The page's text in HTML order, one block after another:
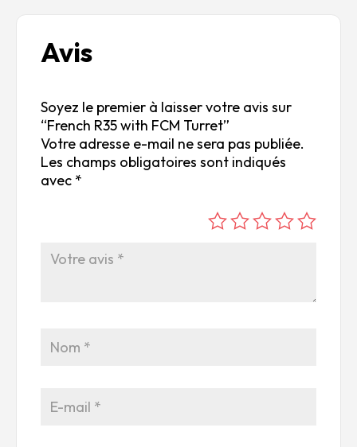
Avis
Soyez le premier à laisser votre avis sur
“French R35 with FCM Turret”
Votre adresse e-mail ne sera pas publiée.
Les champs obligatoires sont indiqués
avec *
s